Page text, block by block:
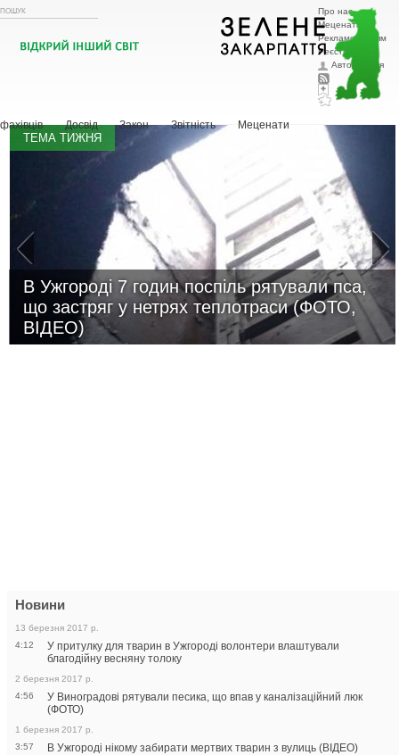
В Ужгороді 7 годин поспіль рятували пса,
що застряг у нетрях теплотраси (ФОТО,
ВІДЕО)
ТЕМА ТИЖНЯ
Новини
13 березня 2017 р.
4:12
У притулку для тварин в Ужгороді волонтери влаштували
благодійну весняну толоку
2 березня 2017 р.
4:56
У Виноградові рятували песика, що впав у каналізаційний люк
(ФОТО)
1 березня 2017 р.
3:57
В Ужгороді нікому забирати мертвих тварин з вулиць (ВІДЕО)
Про нас
Меценатам
Рекламодавцям
Реєстрація
Авторизація
Ландшафтний
Поради
фахівців
Досвід Закон Звітність Меценати